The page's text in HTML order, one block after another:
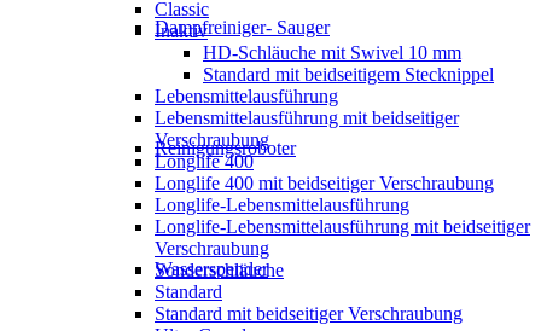
Dampfreiniger- Sauger
Reinigungsroboter
Wasserspender
Classic
Inaktiv
HD-Schläuche mit Swivel 10 mm
Standard mit beidseitigem Stecknippel
Lebensmittelausführung
Lebensmittelausführung mit beidseitiger
Verschraubung
Longlife 400
Longlife 400 mit beidseitiger Verschraubung
Longlife-Lebensmittelausführung
Longlife-Lebensmittelausführung mit beidseitiger
Verschraubung
Sonderschläuche
Standard
Standard mit beidseitiger Verschraubung